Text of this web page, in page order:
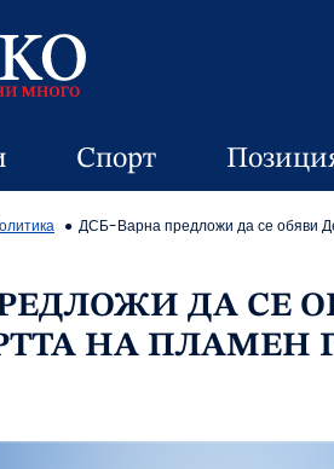
Спорт
ДСБ-Варна предложи да се обяви
ДА СЕ
НА ПЛАМЕН